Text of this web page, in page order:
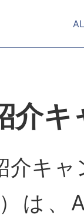
介キ
介キ
は、